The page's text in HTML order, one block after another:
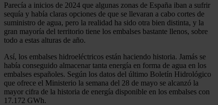
Parecía a inicios de 2024 que algunas zonas de España iban a sufrir
sequía y había claras opciones de que se llevaran a cabo cortes de
suministro de agua, pero la realidad ha sido otra bien distinta, y la
gran mayoría del territorio tiene los embalses bastante llenos, sobre
todo a estas alturas de año.
Así, los embalses hidroeléctricos están haciendo historia. Jamás se
había conseguido almacenar tanta energía en forma de agua en los
embalses españoles. Según los datos del último Boletín Hidrológico
que ofrece el Ministerio la semana del 28 de mayo se alcanzó la
mayor cifra de la historia de energía disponible en los embalses con
17.172 GWh.